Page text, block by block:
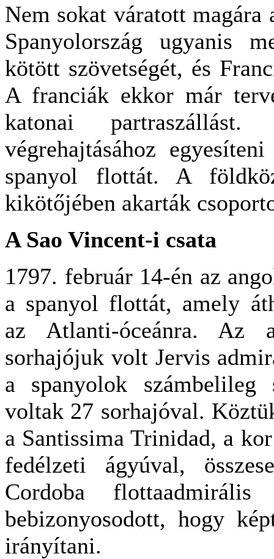
Nem sokat váratott magára
Spanyolország ugyanis
kötött szövetségét, és
A franciák ekkor már
katonai
végrehajtásához
spanyol flottát. A
kikötőjében akarták
A Sao Vincent-i csata
1797. február 14-én az
a spanyol flottát, amely
az Atlanti-óceánra. Az
sorhajójuk volt Jervis
a spanyolok számbelileg
voltak 27 sorhajóval.
a Santissima Trinidad, a
fedélzeti ágyúval,
Cordoba
bebizonyosodott, hogy
irányítani.